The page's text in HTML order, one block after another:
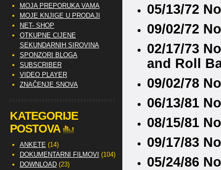
05/13/72
09/02/72
02/17/73
and Roll
09/02/78
06/13/81
08/15/81
09/17/83
05/24/86
MOJA PREPORUKA VAMA
MOJE KNJIGE U PRODAJI
NET- SHOP
OTKUPNE CIJENE
SEKUNDARNIH SIROVINA
SPONZORI BLOGA
SUBSCRIBER
VIDEO PLAYER
ZNAČENJE SNOVA
KATEGORIJE
POSTOVA
ANKETE (14)
DOKUMENTARNI FILMOVI (104)
DOWNLOAD(23)